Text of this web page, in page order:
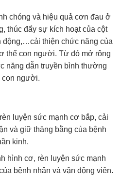
chóng và hiệu quả cơn đau ở
thúc đẩy sự kích hoạt của cột
động,…cải thiện chức năng của
thể con người. Từ đó mở rộng
năng dẫn truyền bình thường
con người.
luyện sức mạnh cơ bắp, cải
và giữ thăng bằng của bệnh
kinh.
hình cơ, rèn luyện sức mạnh
bệnh nhân và vận động viên.